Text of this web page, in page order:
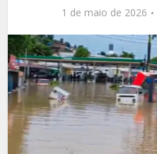
1 de maio de 2026